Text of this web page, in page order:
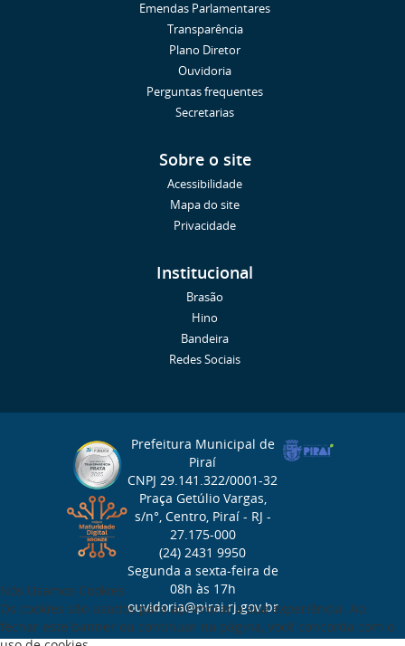
Emendas Parlamentares
Transparência
Plano Diretor
Ouvidoria
Perguntas frequentes
Secretarias
Sobre o site
Acessibilidade
Mapa do site
Privacidade
Institucional
Brasão
Hino
Bandeira
Redes Sociais
Prefeitura Municipal de
Piraí
CNPJ 29.141.322/0001-32
Praça Getúlio Vargas,
s/n°, Centro, Piraí - RJ -
27.175-000
(24) 2431 9950
Segunda a sexta-feira de
08h às 17h
ouvidoria@pirai.rj.gov.br
Nós Usamos Cookies
Os cookies são usados para aprimorar a sua experiência. Ao
fechar este banner ou continuar na página, você concorda com o